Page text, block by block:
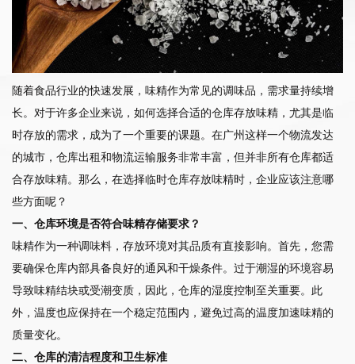
随着食品行业的快速发展，味精作为常见的调味品，需求量持续增
长。对于许多企业来说，如何选择合适的仓库存放味精，尤其是临
时存放的需求，成为了一个重要的课题。在广州这样一个物流发达
的城市，仓库出租和物流运输服务非常丰富，但并非所有仓库都适
合存放味精。那么，在选择临时仓库存放味精时，企业应该注意哪
些方面呢？
一、仓库环境是否符合味精存储要求？
味精作为一种调味料，存放环境对其品质有直接影响。首先，您需
要确保仓库内部具备良好的通风和干燥条件。过于潮湿的环境容易
导致味精结块或受潮变质，因此，仓库的湿度控制至关重要。此
外，温度也应保持在一个稳定范围内，避免过高的温度加速味精的
质量变化。
二、仓库的清洁程度和卫生标准